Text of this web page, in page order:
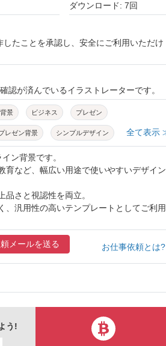
ダウンロード: 7回
したことを承認し、安全にご利用いただけ
認が済んでいるイラストレーターです。
景 ビジネス プレゼン
レゼン背景 シンプルデザイン
け 医療資料
透明感 ミニマルデザイン
フレーム 緑 抽象
ット
全て表示
ン背景です。
育など、幅広い用途で使いやすいデザイン
さと視認性を両立。
、汎用性の高いテンプレートとしてご利用
メールを送る お仕事依頼とは
う!